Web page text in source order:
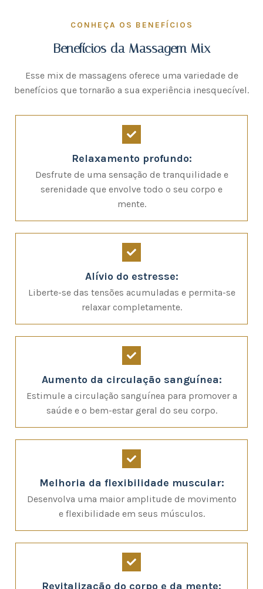
CONHEÇA OS BENEFÍCIOS
Benefícios da Massagem Mix
Esse mix de massagens oferece uma variedade de
benefícios que tornarão a sua experiência inesquecível.
Relaxamento profundo:
Desfrute de uma sensação de tranquilidade e
serenidade que envolve todo o seu corpo e
mente.
Alívio do estresse:
Liberte-se das tensões acumuladas e permita-se
relaxar completamente.
Aumento da circulação sanguínea:
Estimule a circulação sanguínea para promover a
saúde e o bem-estar geral do seu corpo.
Melhoria da flexibilidade muscular:
Desenvolva uma maior amplitude de movimento
e flexibilidade em seus músculos.
Revitalização do corpo e da mente: